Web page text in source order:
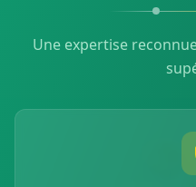
Une expertise